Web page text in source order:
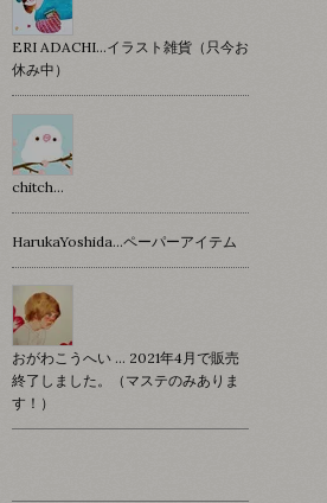
ERI ADACHI...イラスト雑貨（只今お
休み中）
chitch…
HarukaYoshida…ペーパーアイテム
おがわこうへい … 2021年4月で販売
終了しました。（マステのみありま
す！）